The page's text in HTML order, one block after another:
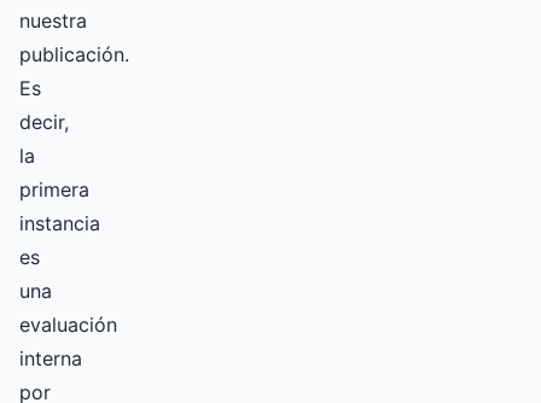
nuestra
publicación.
Es
decir,
la
primera
instancia
es
una
evaluación
interna
por